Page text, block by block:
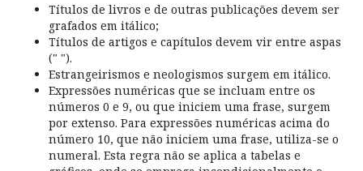
Títulos de livros e de outras publicações devem ser
grafados em itálico;
Títulos de artigos e capítulos devem vir entre aspas
(" ").
Estrangeirismos e neologismos surgem em itálico.
Expressões numéricas que se incluam entre os
números 0 e 9, ou que iniciem uma frase, surgem
por extenso. Para expressões numéricas acima do
número 10, que não iniciem uma frase, utiliza-se o
numeral. Esta regra não se aplica a tabelas e